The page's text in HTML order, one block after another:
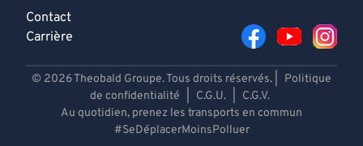
Contact
Carrière
© 2026 Theobald Groupe. Tous droits réservés. |
Politique
de confidentialité
C.G.U.
C.G.V.
Au quotidien, prenez les transports en commun
#SeDéplacerMoinsPolluer